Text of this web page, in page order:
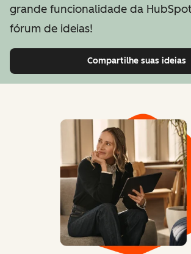
grande funcionalidade da
fórum de ideias!
Compartilhe suas ideias